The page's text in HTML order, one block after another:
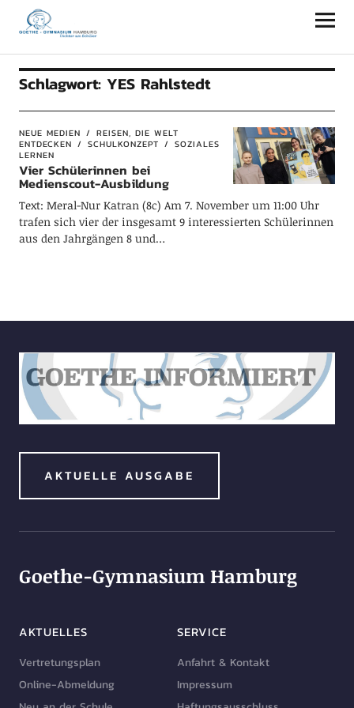
Goethe-Gymnasium Hamburg
Schlagwort: YES Rahlstedt
NEUE MEDIEN
REISEN, DIE WELT
ENTDECKEN
SCHULKONZEPT
SOZIALES
LERNEN
Vier Schülerinnen bei
Medienscout-Ausbildung
Text: Meral-Nur Katran (8c) Am 7. November um 11:00 Uhr
trafen sich vier der insgesamt 9 interessierten Schülerinnen
aus den Jahrgängen 8 und…
AKTUELLE AUSGABE
Goethe-Gymnasium Hamburg
AKTUELLES
Vertretungsplan
Online-Abmeldung
SERVICE
Anfahrt & Kontakt
Impressum